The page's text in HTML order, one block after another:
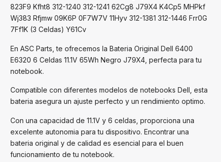
823F9 Kfht8 312-1240 312-1241 62Cg8 J79X4 K4Cp5 MHPkf
Wj383 Rfjmw 09K6P 0F7W7V 11Hyv 312-1381 312-1446 Frr0G
7Ff1K (3 Celdas) Y61Cv
En ASC Parts, te ofrecemos la Bateria Original Dell 6400
E6320 6 Celdas 11.1V 65Wh Negro J79X4, perfecta para tu
notebook.
Compatible con diferentes modelos de notebooks Dell, esta
bateria asegura un ajuste perfecto y un rendimiento optimo.
Con una capacidad de 11.1V y 6 celdas, proporciona una
excelente autonomia para tu dispositivo. Encontrar una
bateria original y de calidad es esencial para el buen
funcionamiento de tu notebook.